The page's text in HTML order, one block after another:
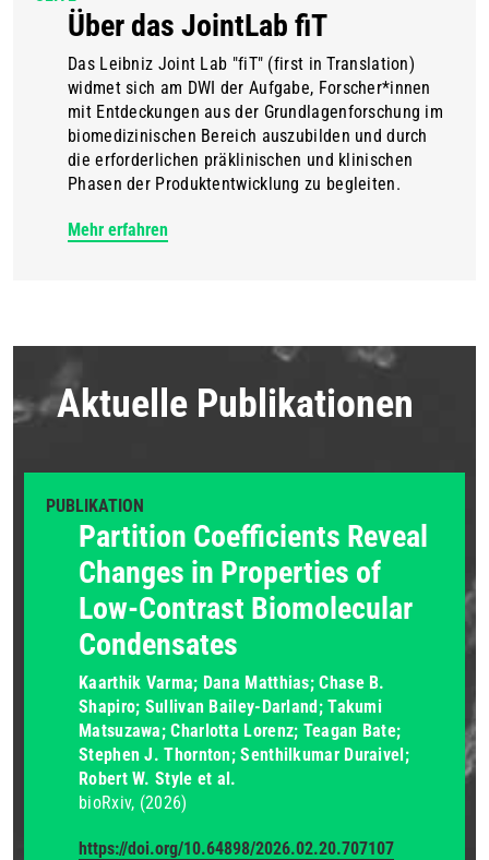
Über das JointLab fiT
Das Leibniz Joint Lab "fiT" (first in Translation)
widmet sich am DWI der Aufgabe, Forscher*innen
mit Entdeckungen aus der Grundlagenforschung im
biomedizinischen Bereich auszubilden und durch
die erforderlichen präklinischen und klinischen
Phasen der Produktentwicklung zu begleiten.
Mehr erfahren
Aktuelle Publikationen
PUBLIKATION
Partition Coefficients Reveal
Changes in Properties of
Low-Contrast Biomolecular
Condensates
Kaarthik Varma; Dana Matthias; Chase B.
Shapiro; Sullivan Bailey-Darland; Takumi
Matsuzawa; Charlotta Lorenz; Teagan Bate;
Stephen J. Thornton; Senthilkumar Duraivel;
Robert W. Style et al.
bioRxiv (2026)
https://doi.org/10.64898/2026.02.20.707107